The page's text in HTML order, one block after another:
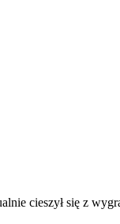
cieszył się z